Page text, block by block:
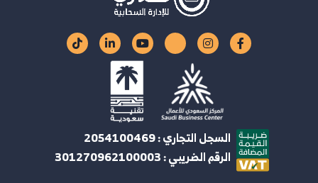
السجل التجاري : 2054100469
الرقم الضريبي : 301270962100003